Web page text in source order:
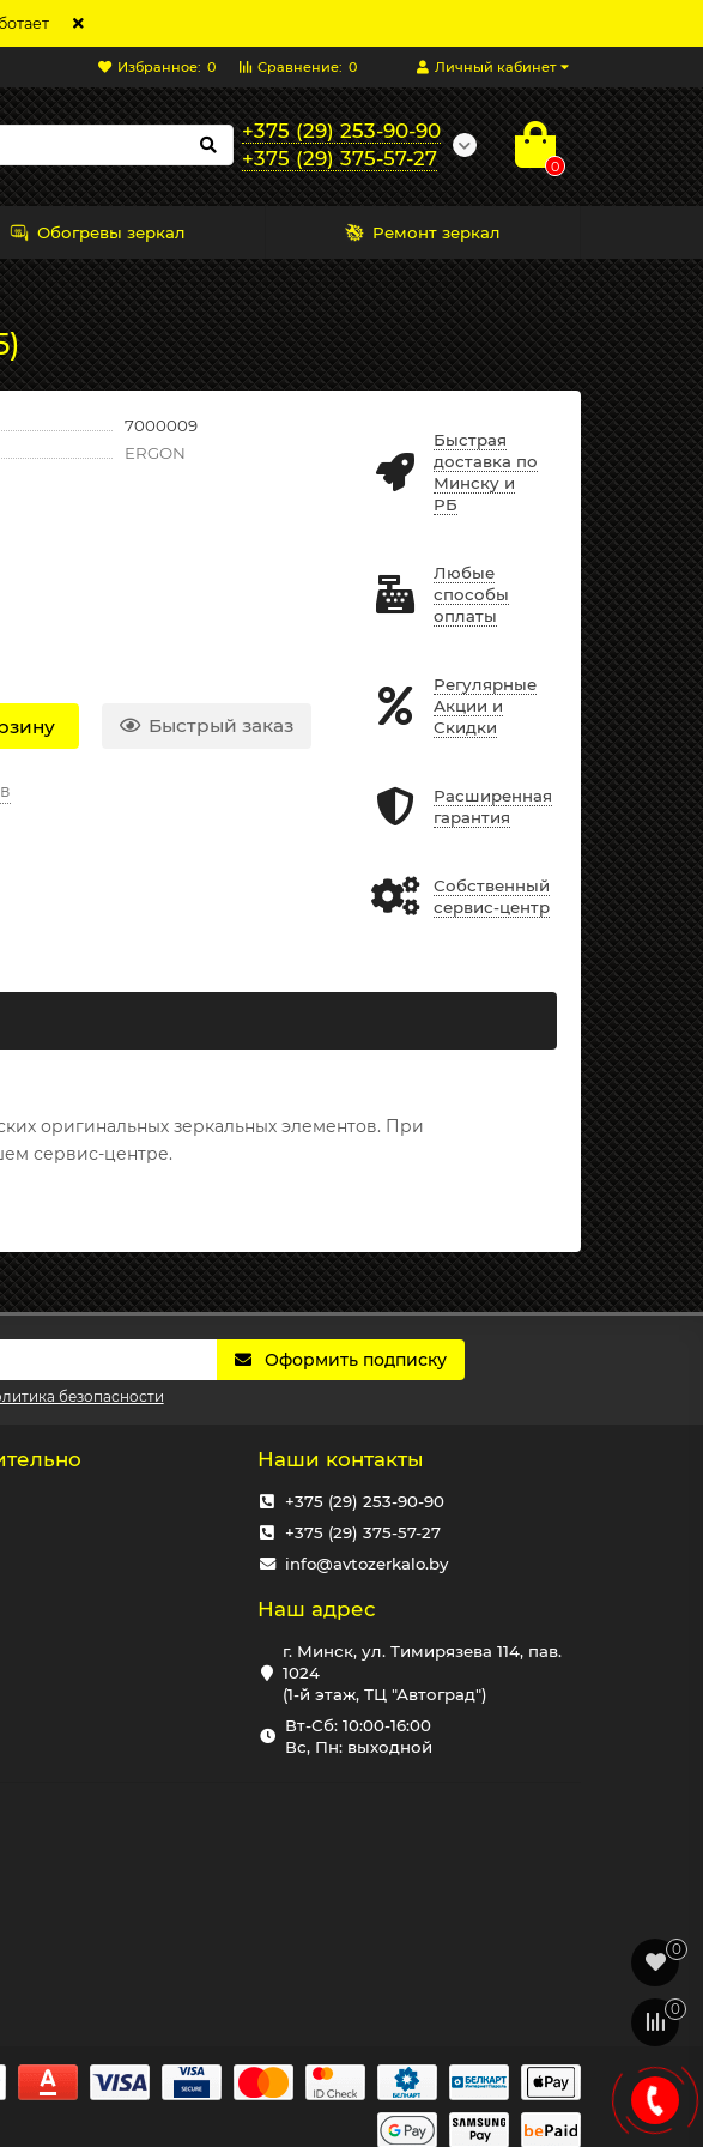
Личный кабинет
Сравнение: 0
Избранное: 0
+375 (29) 253-90-90
+375 (29) 375-57-27
0
Обогревы зеркал Ремонт зеркал
7000009
ERGON
Быстрый заказ
Быстрая
доставка по
Минску и
РБ
Любые
способы
оплаты
Регулярные
Акции и
Скидки
Расширенная
гарантия
Собственный
сервис-центр
оригинальных зеркальных элементов. При
сервис-центре.
Оформить подписку
безопасности
Наши контакты
+375 (29) 253-90-90
+375 (29) 375-57-27
info@avtozerkalo.by
Наш адрес
г. Минск, ул. Тимирязева 114, пав.
1024
(1-й этаж, ТЦ "Автоград")
Вт-Сб: 10:00-16:00
Вс, Пн: выходной
0
0